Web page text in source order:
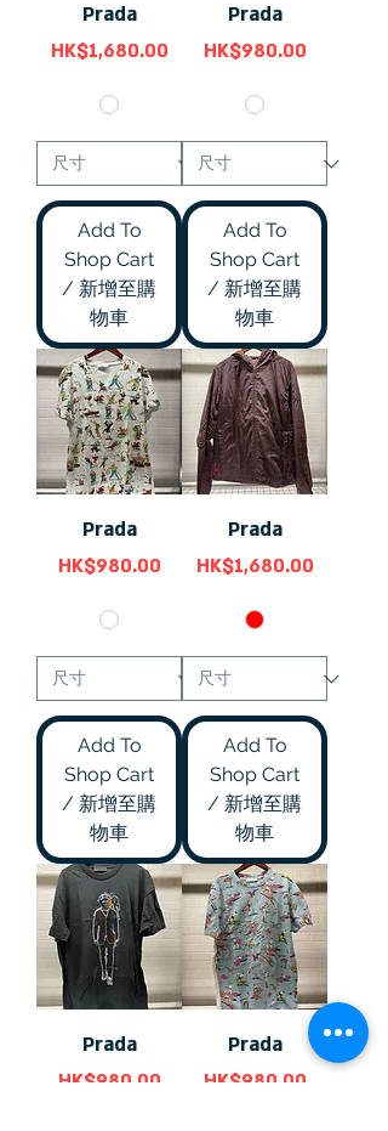
Prada
價格
HK$1,680.00
Add To
Shop Cart
/ 新增至購
物車
Prada
價格
HK$980.00
Add To
Shop Cart
/ 新增至購
物車
Prada
價格
HK$980.00
Add To
Shop Cart
/ 新增至購
物車
Prada
價格
HK$1,680.00
Add To
Shop Cart
/ 新增至購
物車
Prada
價格
HK$980.00
Prada
價格
HK$980.00